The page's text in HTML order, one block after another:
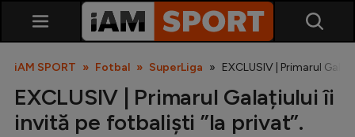
iAM SPORT Fotbal SuperLiga EXCLUSIV | Primarul
EXCLUSIV | Primarul Galațiului îi
invită pe fotbaliști ”la privat”.